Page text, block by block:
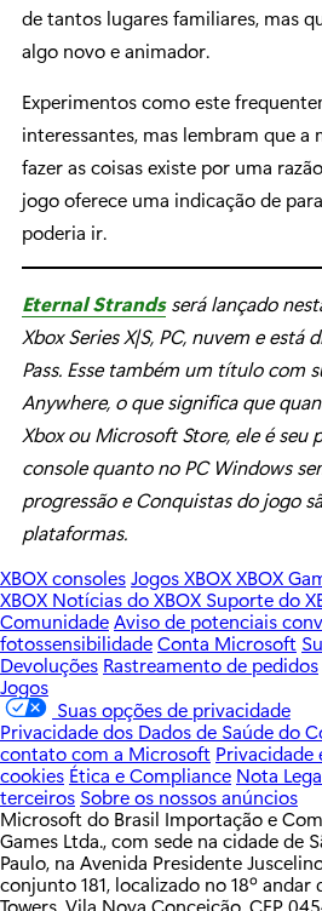
de tantos lugares familiares, mas
algo novo e animador.
Experimentos como este
interessantes, mas lembram que a
fazer as coisas existe por uma
jogo oferece uma indicação de
poderia ir.
Eternal Strandsserá lançado
Xbox Series X|S, PC, nuvem e está
Pass. Esse também um título com
Anywhere, o que significa que
Xbox ou Microsoft Store, ele é seu
console quanto no PC Windows
progressão e Conquistas do jogo
plataformas.
XBOX consolesJogos XBOXXBOX
XBOX Notícias do XBOX Suporte do
ComunidadeAviso de potenciais
fotossensibilidadeConta Microsoft
Devoluções Rastreamento de pedidos
Jogos
Suas opções de privacidade
Privacidade dos Dados de Saúde do
contato com a Microsoft Privacidade
cookies Ética e Compliance Nota
terceiros Sobre os nossos anúncios
Microsoft do Brasil Importação e
Games Ltda., com sede na cidade de
Paulo, na Avenida Presidente
conjunto 181, localizado no 18º andar